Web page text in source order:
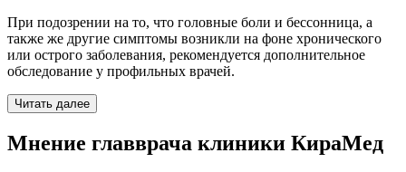
При подозрении на то, что головные боли и бессонница, а
также же другие симптомы возникли на фоне хронического
или острого заболевания, рекомендуется дополнительное
обследование у профильных врачей.
Читать далее
Мнение главврача клиники КираМед